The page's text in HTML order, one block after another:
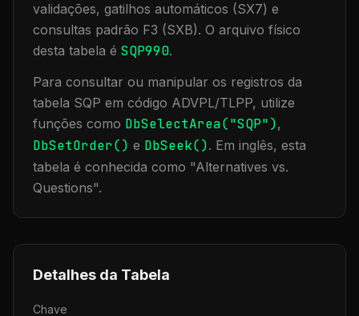
validações, gatilhos automáticos (SX7) e
consultas padrão F3 (SXB). O arquivo físico
desta tabela é SQP990.
Para consultar ou manipular os registros da
tabela SQP em código ADVPL/TLPP, utilize
funções como DbSelectArea("SQP"),
DbSetOrder() e DbSeek(). Em inglês, esta
tabela é conhecida como "Alternatives vs.
Questions".
Detalhes da Tabela
Chave